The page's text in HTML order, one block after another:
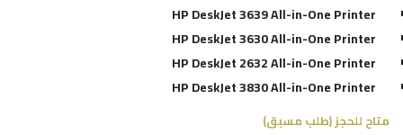
HP DeskJet 3639 All-in-One Printer
HP DeskJet 3630 All-in-One Printer
HP DeskJet 2632 All-in-One Printer
HP DeskJet 3830 All-in-One Printer
متاح للحجز (طلب مسبق)